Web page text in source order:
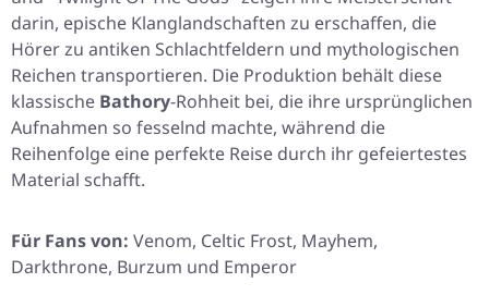
darin, epische Klanglandschaften zu erschaffen, die
Hörer zu antiken Schlachtfeldern und mythologischen
Reichen transportieren. Die Produktion behält diese
klassische Bathory-Rohheit bei, die ihre ursprünglichen
Aufnahmen so fesselnd machte, während die
Reihenfolge eine perfekte Reise durch ihr gefeiertestes
Material schafft.
Für Fans von: Venom, Celtic Frost, Mayhem,
Darkthrone, Burzum und Emperor